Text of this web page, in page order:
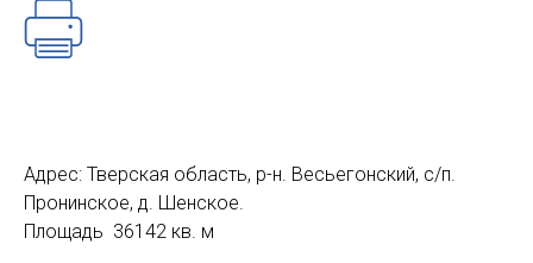
Адрес: Тверская область, р-н. Весьегонский, с/п.
Пронинское, д. Шенское.
Площадь 36142 кв. м